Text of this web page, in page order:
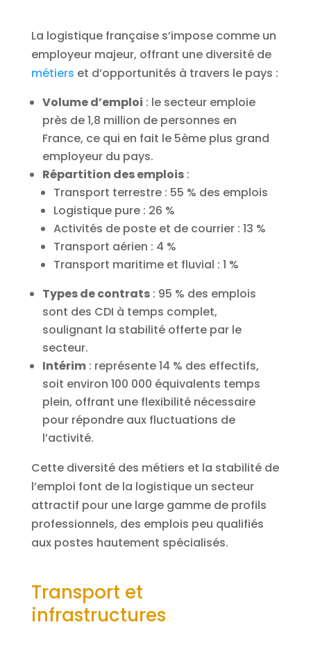
La logistique française s’impose comme un
employeur majeur, offrant une diversité de
métiers et d’opportunités à travers le pays :
Volume d’emploi : le secteur emploie
près de 1,8 million de personnes en
France, ce qui en fait le 5ème plus grand
employeur du pays.
Répartition des emplois:
Transport terrestre : 55 % des emplois
Logistique pure : 26 %
Activités de poste et de courrier : 13 %
Transport aérien : 4 %
Transport maritime et fluvial : 1 %
Types de contrats: 95 % des emplois
sont des CDI à temps complet,
soulignant la stabilité offerte par le
secteur.
Intérim: représente 14 % des effectifs,
soit environ 100 000 équivalents temps
plein, offrant une flexibilité nécessaire
pour répondre aux fluctuations de
l’activité.
Cette diversité des métiers et la stabilité de
l’emploi font de la logistique un secteur
attractif pour une large gamme de profils
professionnels, des emplois peu qualifiés
aux postes hautement spécialisés.
Transport et
infrastructures